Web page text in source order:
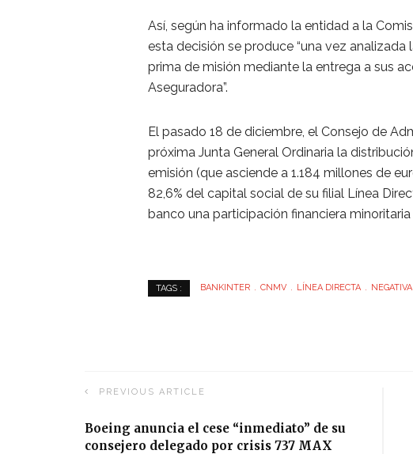
Así, según ha informado la entidad a la
esta decisión se produce “una vez
prima de misión mediante la entrega a sus
Aseguradora”.
El pasado 18 de diciembre, el Consejo de
próxima Junta General Ordinaria la
emisión (que asciende a 1.184 millones de
82,6% del capital social de su filial Línea
banco una participación financiera minoritaria
TAGS : BANKINTER CNMV LÍNEA DIRECTA NEGATIVA
PREVIOUS ARTICLE
Boeing anuncia el cese “inmediato” de su
consejero delegado por crisis 737 MAX